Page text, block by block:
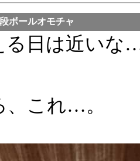
ボールオモチャ
る日は近いな
、これ…。